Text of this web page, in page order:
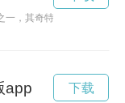
一，其奇特的物理特性让
app 下载